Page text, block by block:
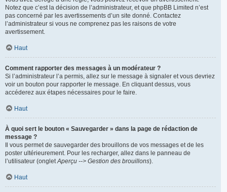
Notez que c’est la décision de l’administrateur, et que phpBB Limited n’est
pas concerné par les avertissements d’un site donné. Contactez
l’administrateur si vous ne comprenez pas les raisons de votre
avertissement.
Haut
Comment rapporter des messages à un modérateur ?
Si l’administrateur l’a permis, allez sur le message à signaler et vous devriez
voir un bouton pour rapporter le message. En cliquant dessus, vous
accéderez aux étapes nécessaires pour le faire.
Haut
À quoi sert le bouton « Sauvegarder » dans la page de rédaction de
message ?
Il vous permet de sauvegarder des brouillons de vos messages et de les
poster ultérieurement. Pour les recharger, allez dans le panneau de
l’utilisateur (ongletAperçu --> Gestion des brouillons).
Haut